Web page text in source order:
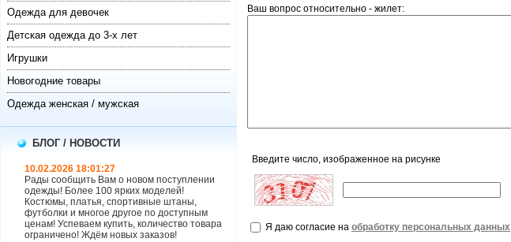
Одежда для девочек
Детская одежда до 3-х лет
Игрушки
Новогодние товары
Одежда женская / мужская
БЛОГ / НОВОСТИ
10.02.2026 18:01:27
Рады сообщить Вам о новом поступлении
одежды! Более 100 ярких моделей!
Костюмы, платья, спортивные штаны,
футболки и многое другое по доступным
ценам! Успеваем купить, количество товара
ограничено! Ждём новых заказов!
Ваш вопрос относительно - жилет:
Введите число, изображенное на рисунке
Я даю согласие на обработку персональных данных